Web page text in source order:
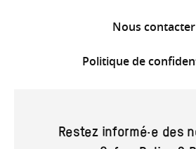
Nous contacter
Politique de
Restez informé·e des